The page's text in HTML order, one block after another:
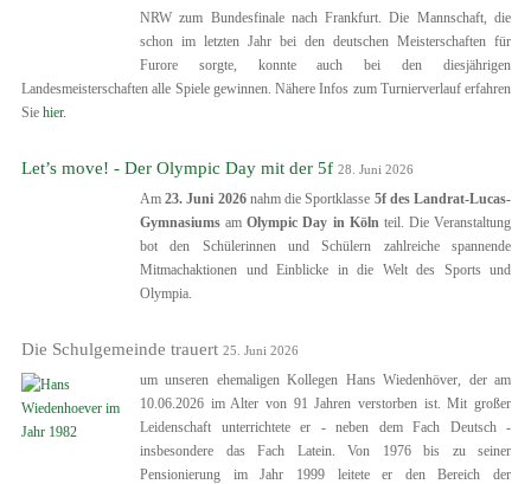
NRW zum Bundesfinale nach Frankfurt. Die Mannschaft, die
schon im letzten Jahr bei den deutschen Meisterschaften für
Furore sorgte, konnte auch bei den diesjährigen
Landesmeisterschaften alle Spiele gewinnen. Nähere Infos zum Turnierverlauf erfahren
Sie hier.
Let’s move! - Der Olympic Day mit der 5f 28. Juni 2026
Am23.Juni 2026nahm die Sportklasse 5f des Landrat-Lucas-
Gymnasiums amOlympic Day in Köln teil. Die Veranstaltung
bot den Schülerinnen und Schülern zahlreiche spannende
Mitmachaktionen und Einblicke in die Welt des Sports und
Olympia.
Die Schulgemeinde trauert 25. Juni 2026
um unseren ehemaligen Kollegen Hans Wiedenhöver, der am
10.06.2026 im Alter von 91 Jahren verstorben ist. Mit großer
Leidenschaft unterrichtete er - neben dem Fach Deutsch -
insbesondere das Fach Latein. Von 1976 bis zu seiner
Pensionierung im Jahr 1999 leitete er den Bereich der